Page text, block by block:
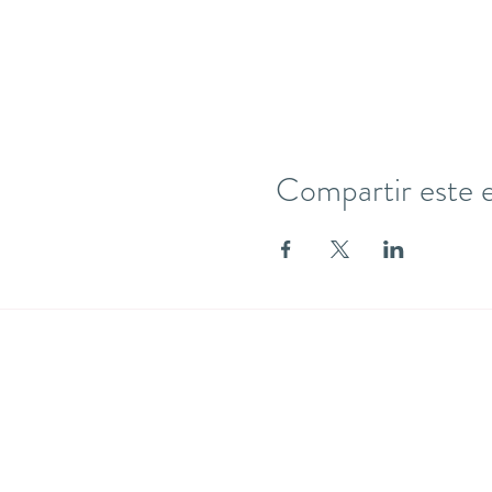
Compartir este